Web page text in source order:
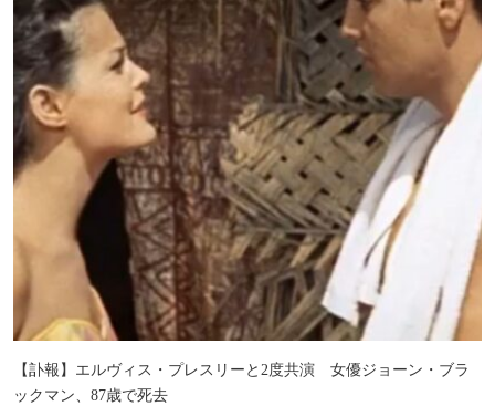
【訃報】エルヴィス・プレスリーと2度共演 女優ジョーン・ブラ
ックマン、87歳で死去